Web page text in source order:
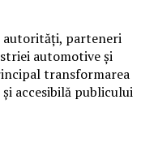
autorități, parteneri
automotive și
transformarea
accesibilă publicului